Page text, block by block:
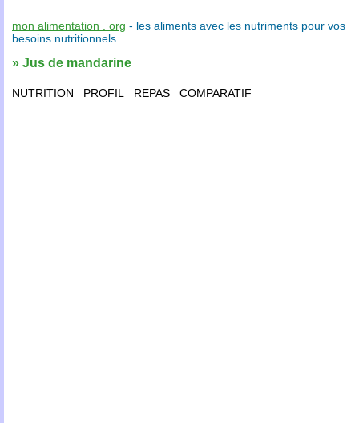
mon alimentation . org - les aliments avec les nutriments pour vos
besoins nutritionnels
» Jus de mandarine
NUTRITION PROFIL REPAS COMPARATIF